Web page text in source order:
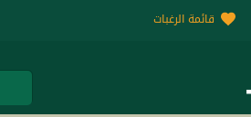
قائمة الرغبات